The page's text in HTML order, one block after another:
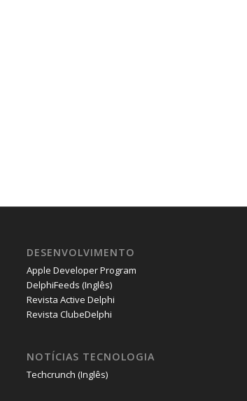
DESENVOLVIMENTO
Apple Developer Program
DelphiFeeds (Inglês)
Revista Active Delphi
Revista ClubeDelphi
NOTÍCIAS TECNOLOGIA
Techcrunch (Inglês)